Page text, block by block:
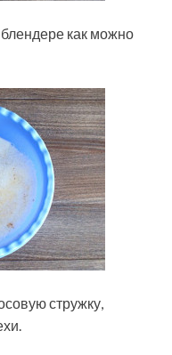
как можно
стружку,